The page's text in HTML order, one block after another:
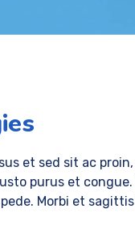
et sed sit ac
purus et
Morbi et